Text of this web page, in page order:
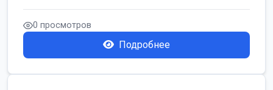
дор...
0 просмотров
Подробнее